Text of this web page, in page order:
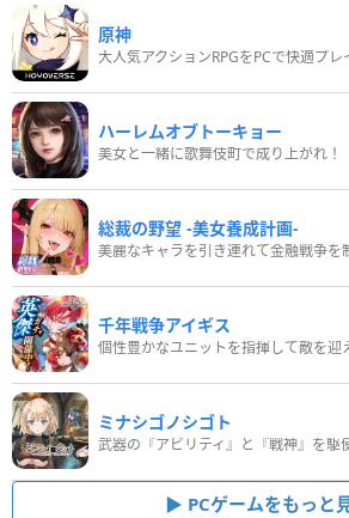
原神
大人気アクションRPGをPCで快適プレ
ハーレムオブトーキョー
美女と一緒に歌舞伎町で成り上がれ！
総裁の野望 -美女養成計画-
美麗なキャラを引き連れて金融戦争を
千年戦争アイギス
個性豊かなユニットを指揮して敵を迎
ミナシゴノシゴト
PCゲームをもっと